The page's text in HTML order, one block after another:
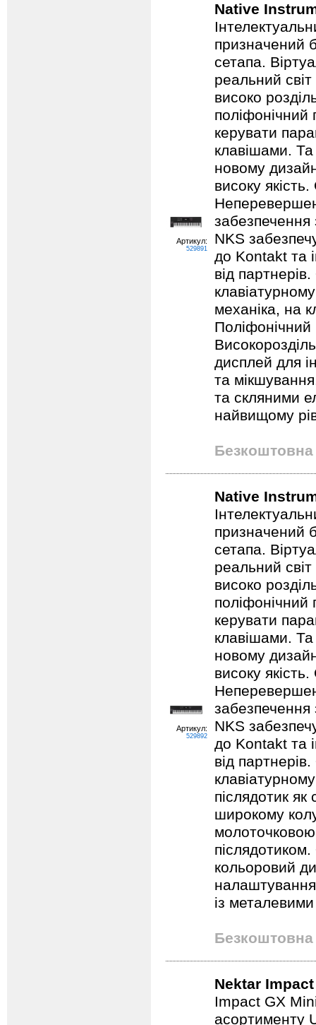
Артикул:
529891
Native
призначений
сетапа.
реальний світ
високо
поліфонічний
керувати
клавішами.
новому
високу
забезпечення
NKS
до Kontakt та
від
механіка, на
Поліфонічний
дисплей для
та
та скляними
найвищому
Безкоштовна
Артикул:
529892
Native
призначений
сетапа.
реальний світ
високо
поліфонічний
керувати
клавішами.
новому
високу
забезпечення
NKS
до Kontakt та
від
післядотик
широкому
кольоровий
із
Безкоштовна
Nektar
Impact GX
асортименту